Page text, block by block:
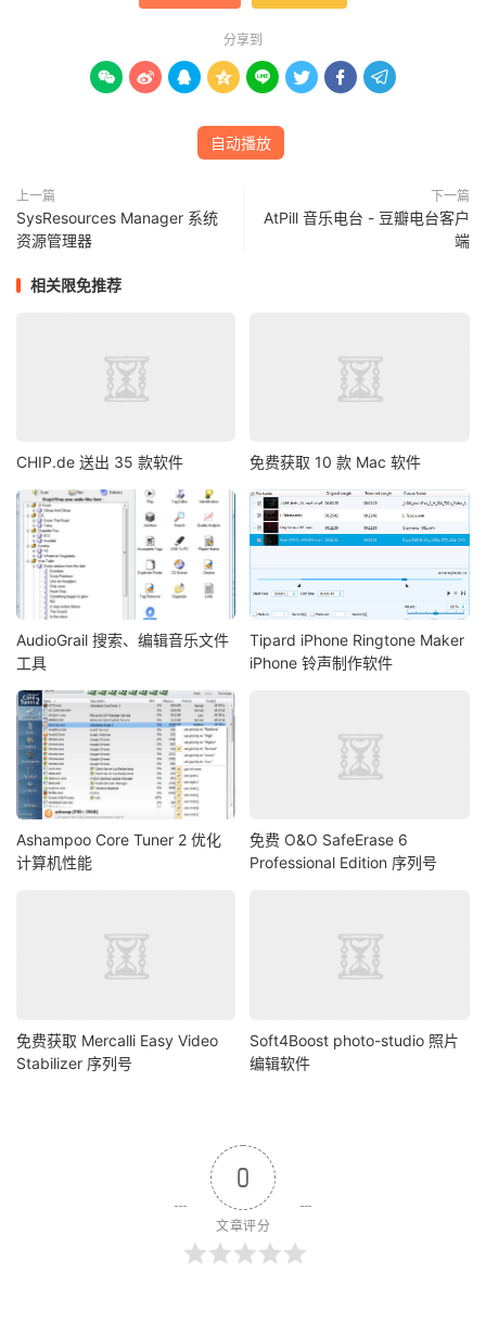
分享到
       
自动播放
上一篇
SysResources Manager 系统
资源管理器
下一篇
AtPill 音乐电台 - 豆瓣电台客户
端
相关限免推荐
CHIP.de 送出 35 款软件 免费获取 10 款 Mac 软件
AudioGrail 搜索、编辑音乐文件
工具
Tipard iPhone Ringtone Maker
iPhone 铃声制作软件
Ashampoo Core Tuner 2 优化
计算机性能
免费 O&O SafeErase 6
Professional Edition 序列号
免费获取 Mercalli Easy Video
Stabilizer 序列号
Soft4Boost photo-studio 照片
编辑软件
0
文章评分